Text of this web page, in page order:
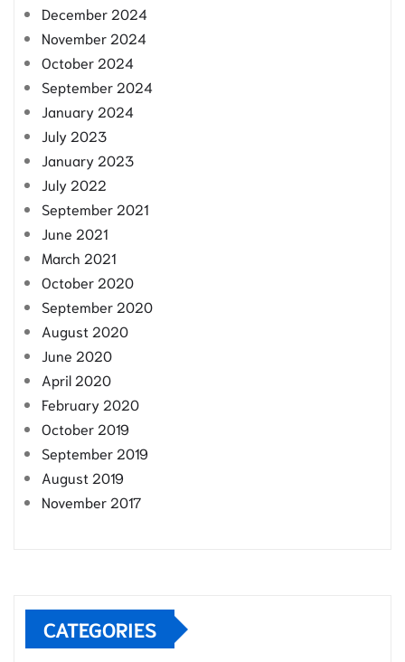
December 2024
November 2024
October 2024
September 2024
January 2024
July 2023
January 2023
July 2022
September 2021
June 2021
March 2021
October 2020
September 2020
August 2020
June 2020
April 2020
February 2020
October 2019
September 2019
August 2019
November 2017
CATEGORIES